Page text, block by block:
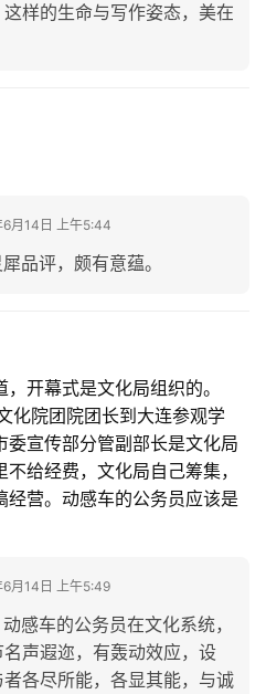
样的生命与写作姿态，美在
月14日 上午5:44
犀品评，颇有意蕴。
开幕式是文化局组织的。
化院团院团长到大连参观学
委宣传部分管副部长是文化局
给经费，文化局自己筹集，
经营。动感车的公务员应该是
月14日 上午5:49
感车的公务员在文化系统，
声遐迩，有轰动效应，设
各尽所能，各显其能，与诚